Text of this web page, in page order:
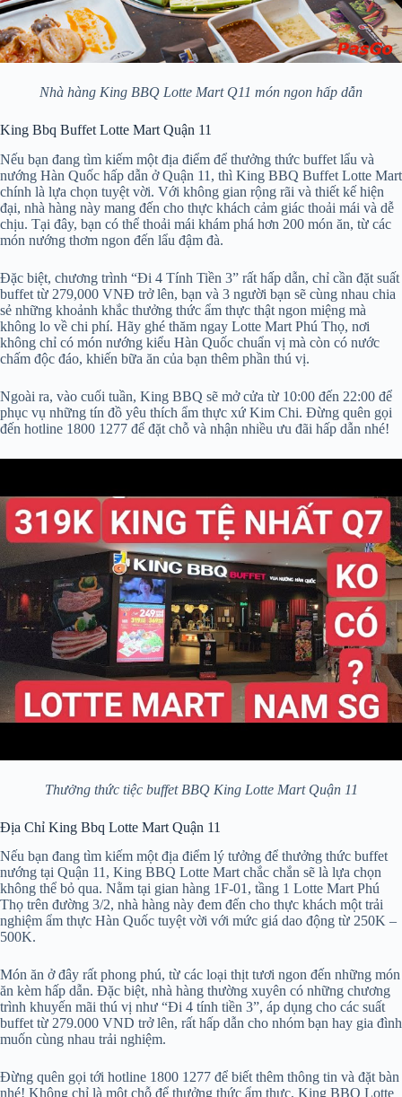
Nhà hàng King BBQ Lotte Mart Q11 món ngon hấp dẫn
King Bbq Buffet Lotte Mart Quận 11
Nếu bạn đang tìm kiếm một địa điểm để thưởng thức buffet lẩu và
nướng Hàn Quốc hấp dẫn ở Quận 11, thì King BBQ Buffet Lotte Mart
chính là lựa chọn tuyệt vời. Với không gian rộng rãi và thiết kế hiện
đại, nhà hàng này mang đến cho thực khách cảm giác thoải mái và dễ
chịu. Tại đây, bạn có thể thoải mái khám phá hơn 200 món ăn, từ các
món nướng thơm ngon đến lẩu đậm đà.
Đặc biệt, chương trình “Đi 4 Tính Tiền 3” rất hấp dẫn, chỉ cần đặt suất
buffet từ 279,000 VNĐ trở lên, bạn và 3 người bạn sẽ cùng nhau chia
sẻ những khoảnh khắc thưởng thức ẩm thực thật ngon miệng mà
không lo về chi phí. Hãy ghé thăm ngay Lotte Mart Phú Thọ, nơi
không chỉ có món nướng kiểu Hàn Quốc chuẩn vị mà còn có nước
chấm độc đáo, khiến bữa ăn của bạn thêm phần thú vị.
Ngoài ra, vào cuối tuần, King BBQ sẽ mở cửa từ 10:00 đến 22:00 để
phục vụ những tín đồ yêu thích ẩm thực xứ Kim Chi. Đừng quên gọi
đến hotline 1800 1277 để đặt chỗ và nhận nhiều ưu đãi hấp dẫn nhé!
Thưởng thức tiệc buffet BBQ King Lotte Mart Quận 11
Địa Chỉ King Bbq Lotte Mart Quận 11
Nếu bạn đang tìm kiếm một địa điểm lý tưởng để thưởng thức buffet
nướng tại Quận 11, King BBQ Lotte Mart chắc chắn sẽ là lựa chọn
không thể bỏ qua. Nằm tại gian hàng 1F-01, tầng 1 Lotte Mart Phú
Thọ trên đường 3/2, nhà hàng này đem đến cho thực khách một trải
nghiệm ẩm thực Hàn Quốc tuyệt vời với mức giá dao động từ 250K –
500K.
Món ăn ở đây rất phong phú, từ các loại thịt tươi ngon đến những món
ăn kèm hấp dẫn. Đặc biệt, nhà hàng thường xuyên có những chương
trình khuyến mãi thú vị như “Đi 4 tính tiền 3”, áp dụng cho các suất
buffet từ 279.000 VND trở lên, rất hấp dẫn cho nhóm bạn hay gia đình
muốn cùng nhau trải nghiệm.
Đừng quên gọi tới hotline 1800 1277 để biết thêm thông tin và đặt bàn
nhé! Không chỉ là một chỗ để thưởng thức ẩm thực, King BBQ Lotte